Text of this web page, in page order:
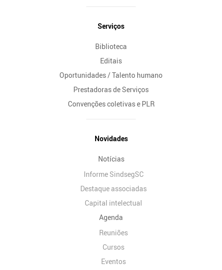
Serviços
Biblioteca
Editais
Oportunidades / Talento humano
Prestadoras de Serviços
Convenções coletivas e PLR
Novidades
Notícias
Informe SindsegSC
Destaque associadas
Capital intelectual
Agenda
Reuniões
Cursos
Eventos